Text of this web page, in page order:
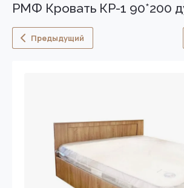
РМФ Кровать КР-1 90*200
Предыдущий